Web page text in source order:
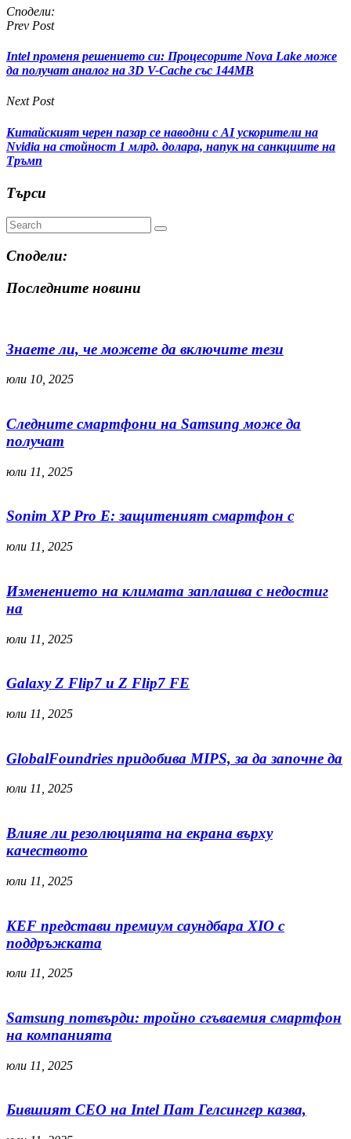
Сподели:
Prev Post
Intel променя решението си: Процесорите Nova Lake може
да получат аналог на 3D V-Cache със 144MB
Next Post
Китайският черен пазар се наводни с AI ускорители на
Nvidia на стойност 1 млрд. долара, напук на санкциите на
Тръмп
Търси
Сподели:
Последните новини
Знаете ли, че можете да включите тези
юли 10, 2025
Следните смартфони на Samsung може да
получат
юли 11, 2025
Sonim XP Pro E: защитеният смартфон с
юли 11, 2025
Изменението на климата заплашва с недостиг
на
юли 11, 2025
Galaxy Z Flip7 и Z Flip7 FE
юли 11, 2025
GlobalFoundries придобива MIPS, за да започне да
юли 11, 2025
Влияе ли резолюцията на екрана върху
качеството
юли 11, 2025
KEF представи премиум саундбара XIO с
поддръжката
юли 11, 2025
Samsung потвърди: тройно сгъваемия смартфон
на компанията
юли 11, 2025
Бившият CEO на Intel Пат Гелсингер казва,